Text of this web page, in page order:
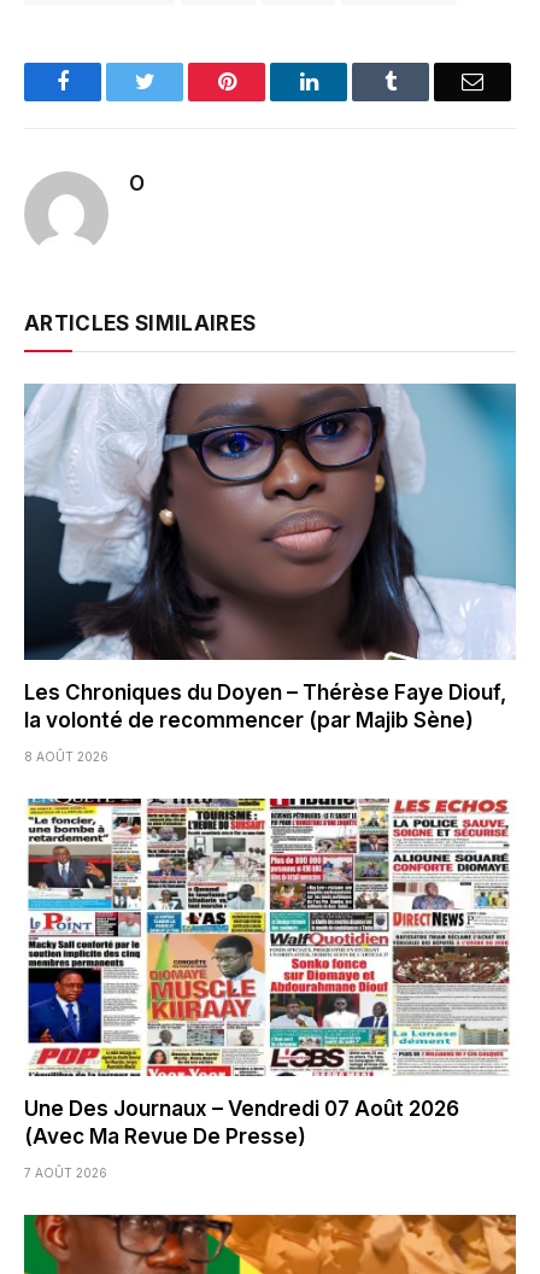
FacebookTwitter Pinterest LinkedInTumblr Email
O
ARTICLES SIMILAIRES
Les Chroniques du Doyen – Thérèse Faye Diouf,
la volonté de recommencer (par Majib Sène)
8 AOÛT 2026
Une Des Journaux – Vendredi 07 Août 2026
(Avec Ma Revue De Presse)
7 AOÛT 2026